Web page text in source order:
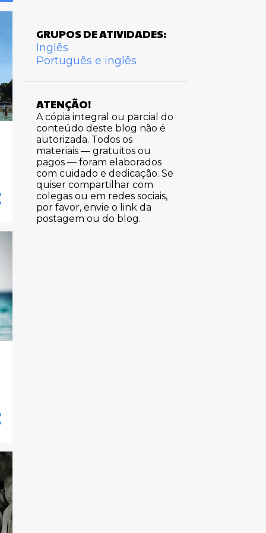
GRUPOS DE ATIVIDADES:
Inglês
Português e inglês
ATENÇÃO!
A cópia integral ou parcial do
conteúdo deste blog não é
autorizada. Todos os
materiais — gratuitos ou
pagos — foram elaborados
com cuidado e dedicação. Se
quiser compartilhar com
colegas ou em redes sociais,
por favor, envie o link da
postagem ou do blog.